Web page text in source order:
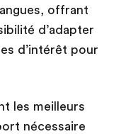
offrant
d’adapter
d’intérêt pour
les meilleurs
nécessaire